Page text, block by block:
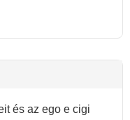
és az ego e cigi